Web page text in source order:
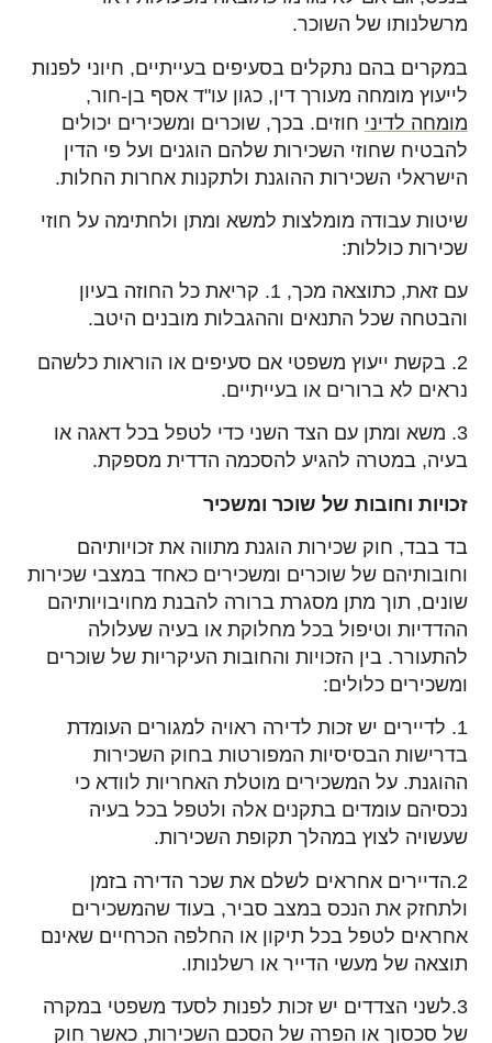
מרשלנותו של השוכר.
במקרים בהם נתקלים בסעיפים בעייתיים, חיוני לפנות
לייעוץ מומחה מעורך דין, כגון עו"ד אסף בן-חור,
מומחה לדיני חוזים. בכך, שוכרים ומשכירים יכולים
להבטיח שחוזי השכירות שלהם הוגנים ועל פי הדין
הישראלי השכירות ההוגנת ולתקנות אחרות החלות.
שיטות עבודה מומלצות למשא ומתן ולחתימה על חוזי
שכירות כוללות:
עם זאת, כתוצאה מכך, 1. קריאת כל החוזה בעיון
והבטחה שכל התנאים וההגבלות מובנים היטב.
2. בקשת ייעוץ משפטי אם סעיפים או הוראות כלשהם
נראים לא ברורים או בעייתיים.
3. משא ומתן עם הצד השני כדי לטפל בכל דאגה או
בעיה, במטרה להגיע להסכמה הדדית מספקת.
זכויות וחובות של שוכר ומשכיר
בד בבד, חוק שכירות הוגנת מתווה את זכויותיהם
וחובותיהם של שוכרים ומשכירים כאחד במצבי שכירות
שונים, תוך מתן מסגרת ברורה להבנת מחויבויותיהם
ההדדיות וטיפול בכל מחלוקת או בעיה שעלולה
להתעורר. בין הזכויות והחובות העיקריות של שוכרים
ומשכירים כלולים:
1. לדיירים יש זכות לדירה ראויה למגורים העומדת
בדרישות הבסיסיות המפורטות בחוק השכירות
ההוגנת. על המשכירים מוטלת האחריות לוודא כי
נכסיהם עומדים בתקנים אלה ולטפל בכל בעיה
שעשויה לצוץ במהלך תקופת השכירות.
2.הדיירים אחראים לשלם את שכר הדירה בזמן
ולתחזק את הנכס במצב סביר, בעוד שהמשכירים
אחראים לטפל בכל תיקון או החלפה הכרחיים שאינם
תוצאה של מעשי הדייר או רשלנותו.
3.לשני הצדדים יש זכות לפנות לסעד משפטי במקרה
של סכסוך או הפרה של הסכם השכירות, כאשר חוק